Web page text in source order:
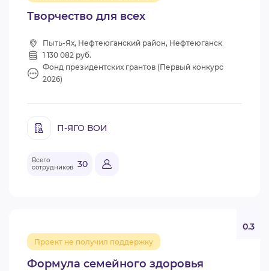
Творчество для всех
Пыть-Ях, Нефтеюганский район, Нефтеюганск
1 130 082 руб.
Фонд президентских грантов (Первый конкурс
2026)
П-ЯГО ВОИ
Всего
сотрудников 30
Формула семейного здоровья
Проект не получил поддержку
0.3